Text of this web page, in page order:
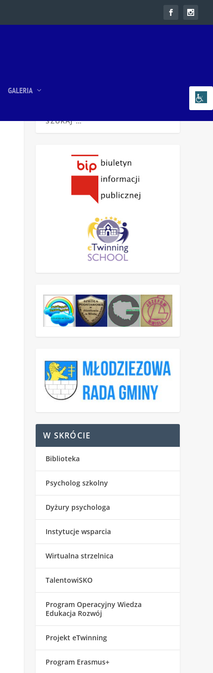
GALERIA
W SKRÓCIE
Biblioteka
Psycholog szkolny
Dyżury psychologa
Instytucje wsparcia
Wirtualna strzelnica
TalentowiSKO
Program Operacyjny Wiedza
Edukacja Rozwój
Projekt eTwinning
Program Erasmus+